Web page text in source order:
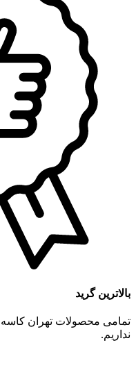
بالاترین گرید
تمامی محصولات تهران
نداریم.